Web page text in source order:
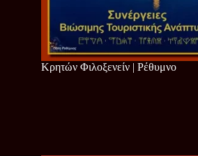
Κρητών Φιλοξενείν | Ρέθυμνο